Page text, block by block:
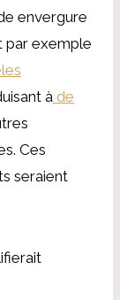
envergure
par exemple
à de
Ces
seraient